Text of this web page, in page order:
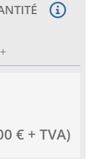
€ + TVA)